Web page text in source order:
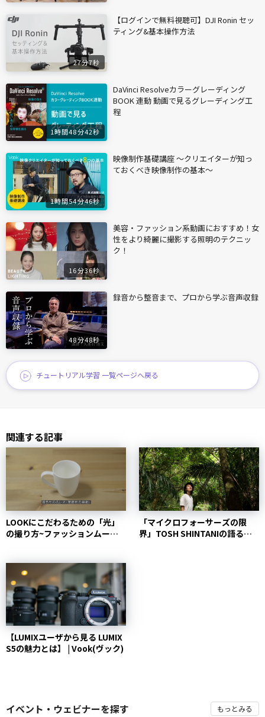
27分7秒
【ログインで無料視聴可】DJI Ronin セッ
ティング&基本操作方法
1時間48分42秒
DaVinci Resolveカラーグレーディング
BOOK 連動 動画で見るグレーディング工
程
1時間54分46秒
映像制作基礎講座 〜クリエイターが知っ
ておくべき映像制作の基本〜
16分36秒
美容・ファッション系動画におすすめ！女
性をより綺麗に撮影する照明のテクニッ
ク！
48分48秒
録音から整音まで、プロから学ぶ音声収録
チュートリアル学習 一覧ページへ戻る
関連する記事
LOOKにこだわるための「光」
の撮り方~ファッションムー
「マイクロフォーサーズの限
界」TOSH SHINTANIの語る、
【LUMIXユーザから見る LUMIX
S5の魅力とは】 | Vook(ヴック)
イベント・ウェビナーを探す もっとみる